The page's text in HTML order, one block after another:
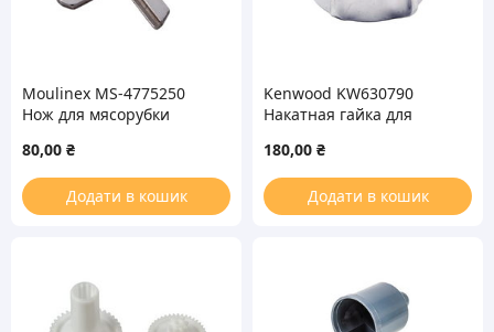
Moulinex MS-4775250
Нож для мясорубки
80,00 ₴
Додати в кошик
Kenwood KW630790
Накатная гайка для
180,00 ₴
Додати в кошик